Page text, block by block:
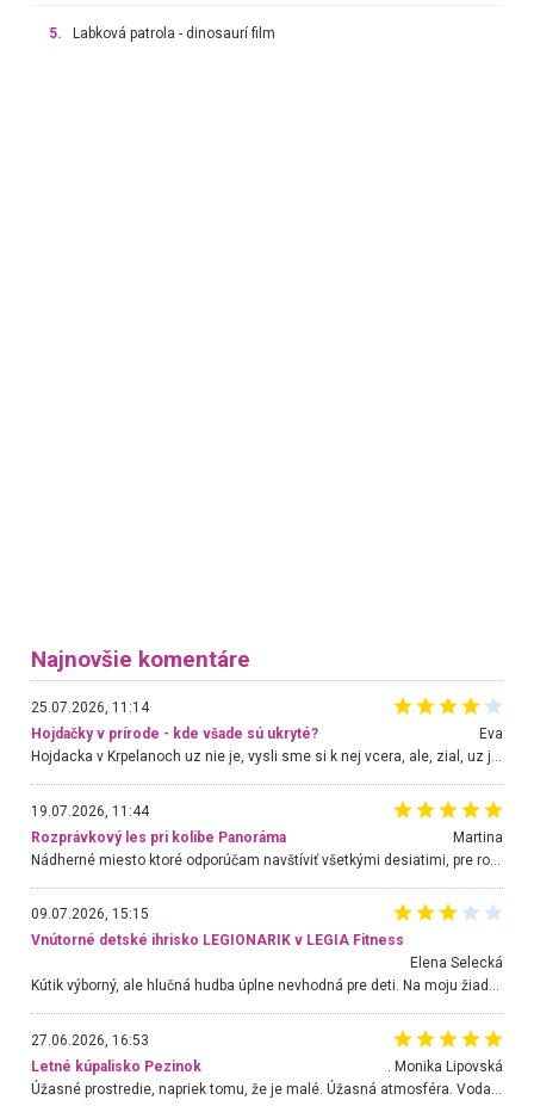
5. Labková patrola - dinosaurí film
Najnovšie komentáre
25.07.2026, 11:14
Hojdačky v prírode - kde všade sú ukryté?
Eva
Hojdacka v Krpelanoch uz nie je, vysli sme si k nej vcera, ale, zial, uz je znicena. Ak sem planujete cestu len kvoli hojdacke, mozete si ju usetrit. Krasny vyhlad je tu vsak aj bez hojdacky :-)
19.07.2026, 11:44
Rozprávkový les pri kolibe Panoráma
Martina
Nádherné miesto ktoré odporúčam navštíviť všetkými desiatimi, pre rodiny s deťmi, dôchodcom... Proste a jednoducho ozaj rozprávkový les.. určite ešte prídeme. Odniesli sme si na pamiatku krásne tričká,
09.07.2026, 15:15
Vnútorné detské ihrisko LEGIONARIK v LEGIA Fitness
Elena Selecká
Kútik výborný, ale hlučná hudba úplne nevhodná pre deti. Na moju žiadosť o aspoň sušenie nereagovali.
27.06.2026, 16:53
Letné kúpalisko Pezinok
. Monika Lipovská
Úžasné prostredie, napriek tomu, že je malé. Úžasná atmosféra. Voda fantastická a nádherná. Ľudí je pomerne veľa, ale su mili a ohľaduplní. Je veľmi zaujímavé sledovať, ako dokážu spolu športovať cudzí ľudia a bez ohľadu na vek. Vládne tu pohoda. Vnuka neviem dostať z vody. Ďakujem za krásny deň . Urcite sa sem vrátim. Jediný problém je s parkovaním, ale aj ten sa mi podarilo vyriešiť. Monika Bratislava